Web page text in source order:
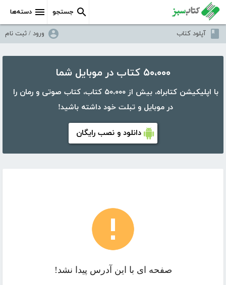
دسته‌ها جستجو
آپلود کتاب ورود / ثبت نام
۵۰،۰۰۰ کتاب در موبایل شما
با اپلیکیشن کتابراه، بیش از ۵۰،۰۰۰ کتاب، کتاب صوتی و رمان را
در موبایل و تبلت خود داشته باشید!
دانلود و نصب رایگان
صفحه ای با این آدرس پیدا نشد!